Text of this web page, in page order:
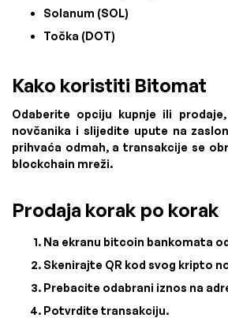
Solanum (SOL)
Točka (DOT)
Kako koristiti Bitomat
Odaberite opciju kupnje ili
novčanika i slijedite upute na
prihvaća odmah, a transakcije se
blockchain mreži.
Prodaja korak po korak
Na ekranu bitcoin bankomata
Skenirajte QR kod svog kripto
Prebacite odabrani iznos na
Potvrdite transakciju.